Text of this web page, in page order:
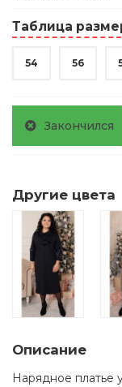
Таблица
54 56
Закончился
Другие цвета
Описание
Нарядное платье